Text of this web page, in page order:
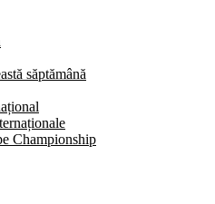
săptămână
Championship